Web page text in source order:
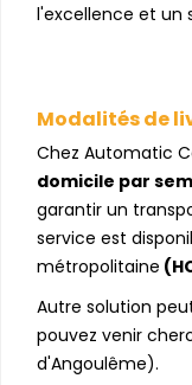
l'excellence et un
Modalités de
Chez Automatic
domicile par
garantir un
service est
métropolitaine
Autre solution
pouvez venir
d'Angoulême).